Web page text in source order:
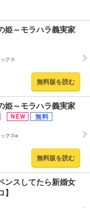
姫～モラハラ義実家
クス
無料版を読む
姫～モラハラ義実家
クスα
無料版を読む
ンスしてたら新婚女